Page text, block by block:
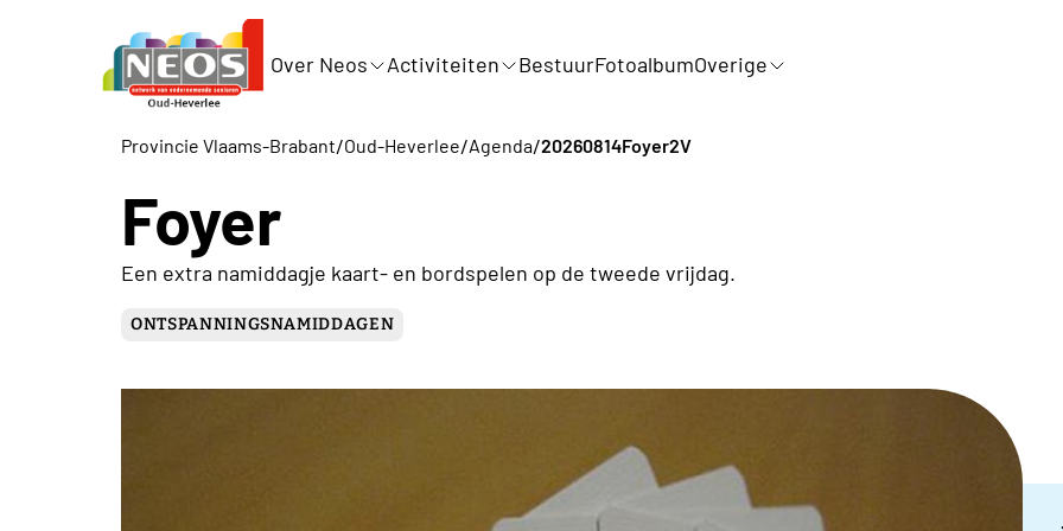
Over Neos Activiteiten BestuurFotoalbumOverige
Provincie Vlaams-Brabant/Oud-Heverlee/Agenda/20260814Foyer2V
Foyer
Een extra namiddagje kaart- en bordspelen op de tweede vrijdag.
ONTSPANNINGSNAMIDDAGEN